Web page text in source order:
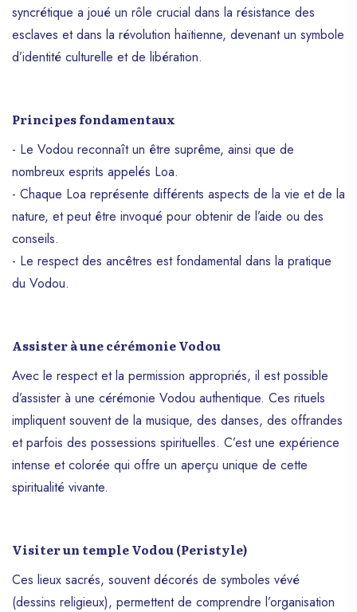
syncrétique a joué un rôle crucial dans la résistance des
esclaves et dans la révolution haïtienne, devenant un symbole
d’identité culturelle et de libération.
Principes fondamentaux
- Le Vodou reconnaît un être suprême, ainsi que de
nombreux esprits appelés Loa.
- Chaque Loa représente différents aspects de la vie et de la
nature, et peut être invoqué pour obtenir de l’aide ou des
conseils.
- Le respect des ancêtres est fondamental dans la pratique
du Vodou.
Assister à une cérémonie Vodou
Avec le respect et la permission appropriés, il est possible
d’assister à une cérémonie Vodou authentique. Ces rituels
impliquent souvent de la musique, des danses, des offrandes
et parfois des possessions spirituelles. C’est une expérience
intense et colorée qui offre un aperçu unique de cette
spiritualité vivante.
Visiter un temple Vodou (Peristyle)
Ces lieux sacrés, souvent décorés de symboles vévé
(dessins religieux), permettent de comprendre l’organisation